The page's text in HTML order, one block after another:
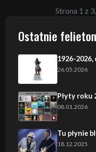
Strona 1 z
Ostatnie
1926-
26.05.2026
Płyty roku
08.01.2026
Tu płynie
18.12.2025